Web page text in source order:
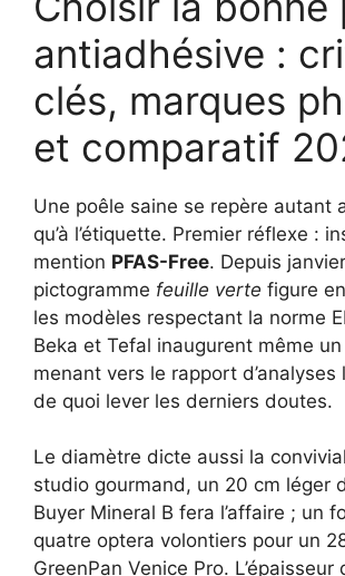
antiadhésive :
clés, marques
et comparatif
Une poêle saine se repère autant
qu’à l’étiquette. Premier réflexe :
mention PFAS-Free. Depuis
pictogramme feuille verte figure
les modèles respectant la norme
Beka et Tefal inaugurent même un
menant vers le rapport d’analyses
de quoi lever les derniers doutes.
Le diamètre dicte aussi la
studio gourmand, un 20 cm léger
Buyer Mineral B fera l’affaire ; un
quatre optera volontiers pour un
GreenPan Venice Pro. L’épaisseur